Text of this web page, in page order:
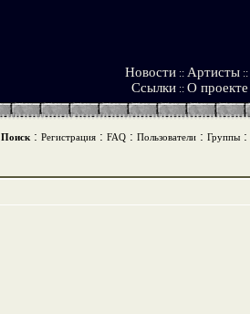
Новости :: Артисты ::
Ссылки :: О проекте
Поиск: Регистрация: FAQ: Пользователи: Группы: